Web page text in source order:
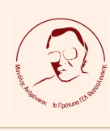
περιεχόμενο
Μεταπηδήστε
στο
περιεχόμενο